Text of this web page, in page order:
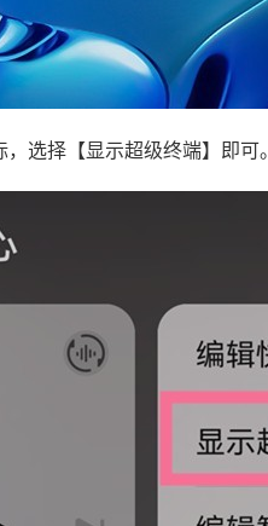
选择【显示超级终端】即可。